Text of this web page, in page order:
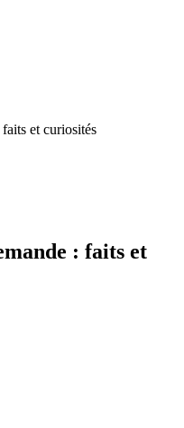
et curiosités
: faits et